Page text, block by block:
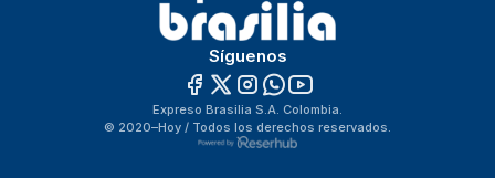
Síguenos
Expreso Brasilia S.A. Colombia.
© 2020–Hoy / Todos los derechos reservados.